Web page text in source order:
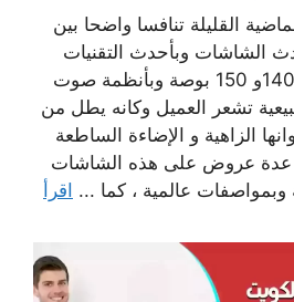
القليلة تنافسا واضحا بين
الشاشات وبأحدث التقنيات
وبأحجام متنوعة تصل 140و 150 بوصة وبأنظمة صوت
تشعر العميل وكانه يطل من
الزاهية و الإضاءة الساطعة
عدة عروض على هذه الشاشات
وبمواصفات عالمية ، كما ... اقرأ